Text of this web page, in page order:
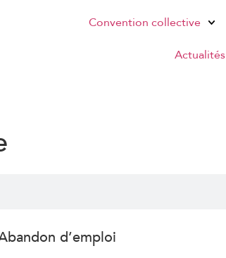
Convention collective
Actualités
d’emploi